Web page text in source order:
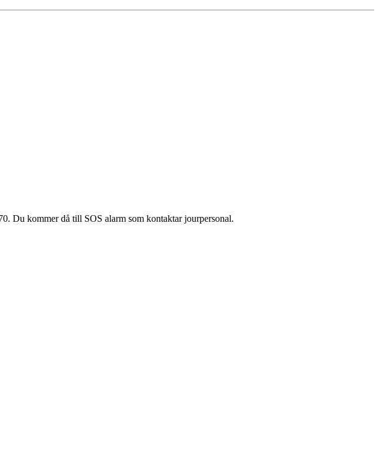
Du kommer då till SOS alarm som kontaktar jourpersonal.